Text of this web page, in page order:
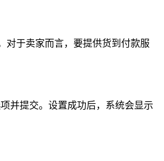
对于卖家而言，要提供货到付款服
并提交。设置成功后，系统会显示